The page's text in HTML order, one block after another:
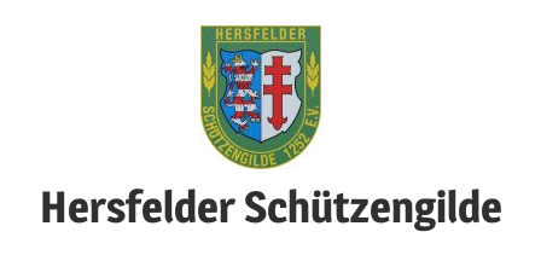
Hersfelder Schützengilde